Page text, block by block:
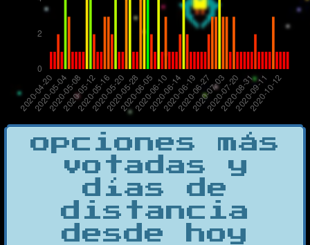
opciones más
votadas y
días de
distancia
desde hoy